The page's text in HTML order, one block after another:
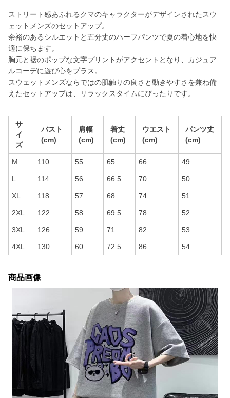
ストリート感あふれるクマのキャラクターがデザインされたスウ
ェットメンズのセットアップ。
余裕のあるシルエットと五分丈のハーフパンツで夏の着心地を快
適に保ちます。
胸元と裾のポップな文字プリントがアクセントとなり、カジュア
ルコーデに遊び心をプラス。
スウェットメンズならではの肌触りの良さと動きやすさを兼ね備
えたセットアップは、リラックスタイムにぴったりです。
サ
イ
ズ
バスト
(cm)
肩幅
(cm)
着丈
(cm)
ウエスト
(cm)
パンツ丈
(cm)
M 110 55 65 66 49
L 114 56 66.5 70 50
XL 118 57 68 74 51
2XL 122 58 69.5 78 52
3XL 126 59 71 82 53
4XL 130 60 72.5 86 54
商品画像